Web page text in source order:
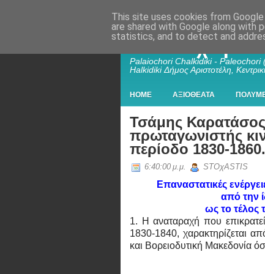
Παλαιοχώρι
Palaiochori Chalkidiki - Paleochori
Halkidiki Δήμος Αριστοτέλη,
HOME ΑΞΙΟΘΕΑΤΑ
Τσάμης
πρωταγωνιστής
περίοδο 1830-1860.
6:40:00 μ.μ. STOχASTIS
Επαναστατικές
από την
ως το τέλος
1. Η αναταραχή που
1830-1840, χαρακτηρίζεται
και Βορειοδυτική Μακεδονία
This site uses cookies from
are shared with Google along with
statistics, and to detect and